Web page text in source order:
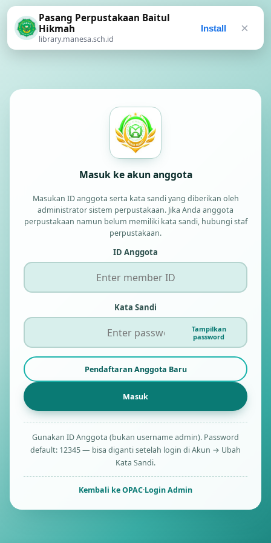
Masuk ke akun anggota
Masukan ID anggota serta kata sandi yang diberikan oleh
administrator sistem perpustakaan. Jika Anda anggota
perpustakaan namun belum memiliki kata sandi, hubungi staf
perpustakaan.
ID Anggota
Kata Sandi
Tampilkan
password
Pendaftaran Anggota Baru
Gunakan ID Anggota (bukan username admin). Password
default: 12345 — bisa diganti setelah login di Akun → Ubah
Kata Sandi.
Kembali ke OPAC·Login Admin
Pasang Perpustakaan Baitul
Hikmah
library.manesa.sch.id
Install ×